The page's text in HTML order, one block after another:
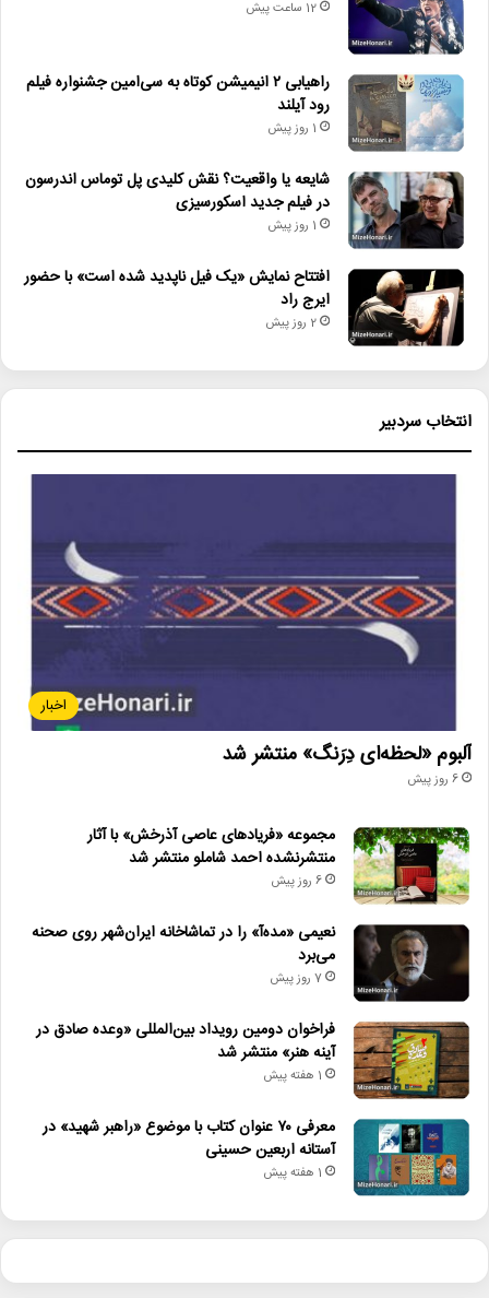
کانون_پرورش_فکری_کودکان_و_نوجوانان
12 ساعت پیش
راهیابی ۲ انیمیشن کوتاه به سی‌امین جشنواره فیلم
رود آیلند
1 روز پیش
شایعه یا واقعیت؟ نقش کلیدی پل توماس اندرسون
در فیلم جدید اسکورسیزی
1 روز پیش
افتتاح نمایش «یک فیل ناپدید شده است» با حضور
ایرج راد
2 روز پیش
انتخاب سردبیر
اخبار
آلبوم «لحظه‌ای دِرَنگ» منتشر شد
6 روز پیش
مجموعه «فریادهای عاصی آذرخش» با آثار
منتشرنشده احمد شاملو منتشر شد
6 روز پیش
نعیمی «مده‌آ» را در تماشاخانه ایران‌شهر روی صحنه
می‌برد
7 روز پیش
فراخوان دومین رویداد بین‌المللی «وعده صادق در
آینه هنر» منتشر شد
1 هفته پیش
معرفی ۷۰ عنوان کتاب با موضوع «راهبر شهید» در
آستانه اربعین حسینی
1 هفته پیش